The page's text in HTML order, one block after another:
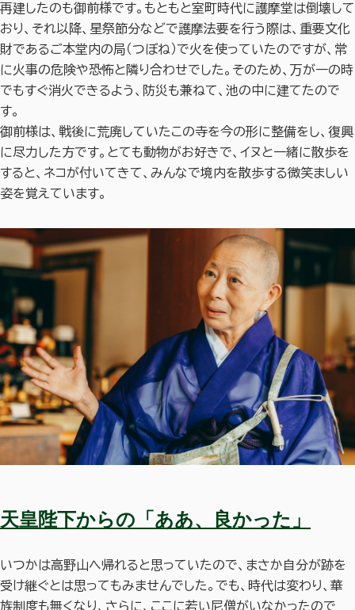
再建したのも御前様です。もともと室町時代に護摩堂は倒壊して
おり、それ以降、星祭節分などで護摩法要を行う際は、重要文化
財であるご本堂内の局（つぼね）で火を使っていたのですが、常
に火事の危険や恐怖と隣り合わせでした。そのため、万が一の時
でもすぐ消火できるよう、防災も兼ねて、池の中に建てたので
す。
御前様は、戦後に荒廃していたこの寺を今の形に整備をし、復興
に尽力した方です。とても動物がお好きで、イヌと一緒に散歩を
すると、ネコが付いてきて、みんなで境内を散歩する微笑ましい
姿を覚えています。
天皇陛下からの「ああ、良かった」
いつかは高野山へ帰れると思っていたので、まさか自分が跡を
受け継ぐとは思ってもみませんでした。でも、時代は変わり、華
族制度も無くなり、さらに、ここに若い尼僧がいなかったので